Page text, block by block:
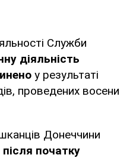
Служби
діяльність
у результаті
проведених восени
Донеччини
початку